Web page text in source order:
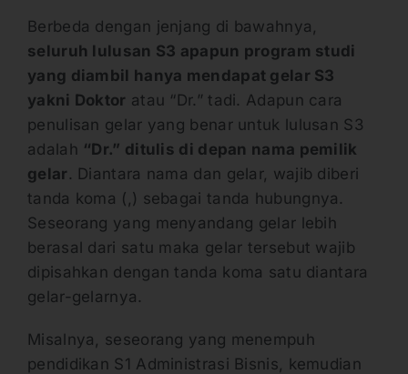
Berbeda dengan jenjang di bawahnya,
seluruh lulusan S3 apapun program studi
yang diambil hanya mendapat gelar S3
yakni Doktor atau “Dr.” tadi. Adapun cara
penulisan gelar yang benar untuk lulusan S3
adalah “Dr.” ditulis di depan nama pemilik
gelar . Diantara nama dan gelar, wajib diberi
tanda koma (,) sebagai tanda hubungnya.
Seseorang yang menyandang gelar lebih
berasal dari satu maka gelar tersebut wajib
dipisahkan dengan tanda koma satu diantara
gelar-gelarnya.
Misalnya, seseorang yang menempuh
pendidikan S1 Administrasi Bisnis, kemudian